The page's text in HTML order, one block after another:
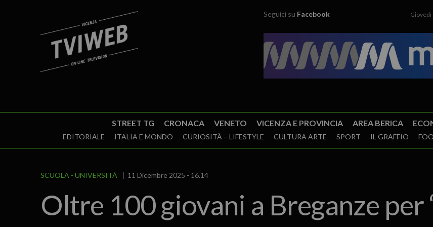
Seguici su Facebook
STREET TG CRONACA VENETO VICENZA E PROVINCIA AREA BERICA
EDITORIALE ITALIA E MONDO CURIOSITÀ – LIFESTYLE CULTURA ARTE SPORT IL GRAFFIO
SCUOLA - UNIVERSITÀ 11 Dicembre 2025 - 16.14
Oltre 100 giovani a Breganze per